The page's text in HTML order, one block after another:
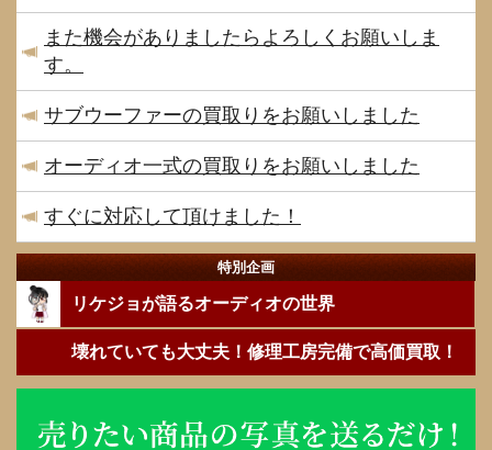
また機会がありましたらよろしくお願いしま
す。
サブウーファーの買取りをお願いしました
オーディオ一式の買取りをお願いしました
すぐに対応して頂けました！
特別企画
リケジョが語るオーディオの世界
壊れていても大丈夫！修理工房完備で高価買取！